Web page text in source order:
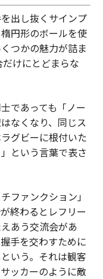
出し抜くサインプ
円形のボールを使
つかの魅力が詰ま
けにとどまらな
であっても「ノー
なくなり、同じス
グビーに根付いた
という言葉で表さ
ファンクション」
終わるとレフリー
あう交流会があ
手を交わすために
いう。それは観客
ッカーのように敵